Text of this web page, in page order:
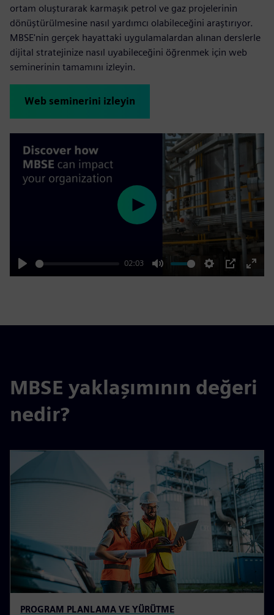
ortam oluşturarak karmaşık petrol ve gaz projelerinin
dönüştürülmesine nasıl yardımcı olabileceğini araştırıyor.
MBSE'nin gerçek hayattaki uygulamalardan alınan derslerle
dijital stratejinize nasıl uyabileceğini öğrenmek için web
seminerinin tamamını izleyin.
Web seminerini izleyin
Play
02:03
Mute Settings
PIP
Enter
Play
MBSE yaklaşımının değeri
nedir?
PROGRAM PLANLAMA VE YÜRÜTME